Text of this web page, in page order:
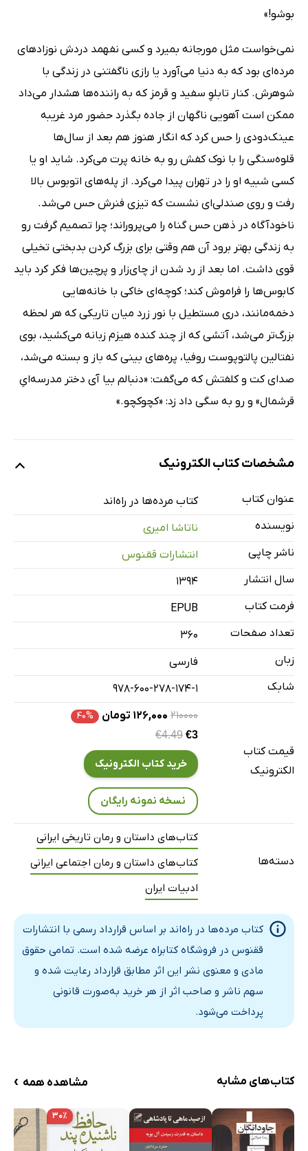
بوشو!»
نمى‌خواست مثل مورجانه بمیرد و کسى نفهمد دردش نوزادهاى
مرده‌اى بود که به دنیا مى‌آورد یا رازى ناگفتنى در زندگى با
شوهرش. کنار تابلوِ سفید و قرمز که به راننده‌ها هشدار مى‌داد
ممکن است آهویى ناگهان از جاده بگذرد حضور مرد غریبه
عینک‌دودى را حس کرد که انگار هنوز هم بعد از سال‌ها
قلوه‌سنگى را با نوک کفش رو به خانه پرت مى‌کرد. شاید او یا
کسى شبیه او را در تهران پیدا مى‌کرد. از پله‌هاى اتوبوس بالا
رفت و روى صندلى‌اى نشست که تیزى فنرش حس مى‌شد.
ناخودآگاه در ذهن حس گناه را مى‌پروراند؛ چرا تصمیم گرفت رو
به زندگى بهتر برود آن هم وقتى براى بزرگ کردن بدبختى تخیلى
قوى داشت. اما بعد از رد شدن از چاى‌زار و پرچین‌ها فکر کرد باید
کابوس‌ها را فراموش کند؛ کوچه‌اى خاکى با خانه‌هایى
دخمه‌مانند، درى مستطیل با نور زرد میان تاریکى که هر لحظه
بزرگ‌تر مى‌شد، آتشى که از چند کنده هیزم زبانه مى‌کشید، بوى
نفتالین پالتوپوست روفیا، پره‌هاى بینى که باز و بسته مى‌شد،
صداى کت و کلفتش که مى‌گفت: «دنبالم بیا آى دختر مدرسه‌اىِ
قرشمال» و رو به سگى داد زد: «کچوکچو.»
مشخصات کتاب الکترونیک
عنوان کتاب
کتاب مرده‌ها در راه‌اند
نویسنده
ناتاشا امیری
ناشر چاپی
انتشارات ققنوس
سال انتشار
۱۳۹۴
فرمت کتاب
EPUB
تعداد صفحات
360
زبان
فارسی
شابک
978-600-278-174-1
قیمت کتاب
الکترونیک
۲۱۰۰۰۰ ۱۲۶,۰۰۰ تومان ۴۰%
€4.49 €3
خرید کتاب الکترونیک
نسخه نمونه رایگان
دسته‌ها
کتاب‌های داستان و رمان تاریخی ایرانی
کتاب‌های داستان و رمان اجتماعی ایرانی
ادبیات ایران
کتاب مرده‌ها در راه‌اند بر اساس قرارداد رسمی با انتشارات
ققنوس در فروشگاه کتابراه عرضه شده است. تمامی حقوق
مادی و معنوی نشر این اثر مطابق قرارداد رعایت شده و
سهم ناشر و صاحب اثر از هر خرید به‌صورت قانونی
پرداخت می‌شود.
کتاب‌های مشابه مشاهده همه ›
۳۰٪